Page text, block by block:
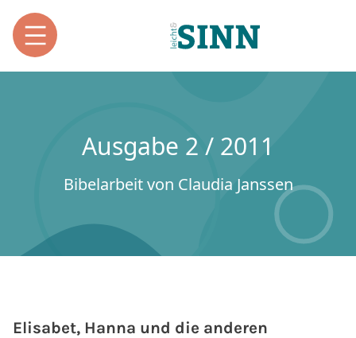
Ausgabe 2 / 2011
Bibelarbeit von Claudia Janssen
Elisabet, Hanna und die anderen